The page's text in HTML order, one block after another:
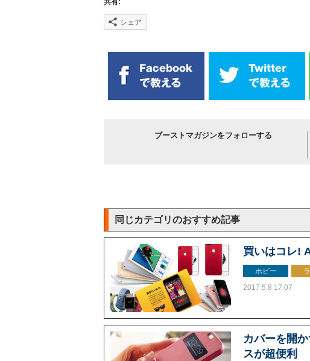
共有:
シェア
ブーストマガジンをフォローする
同じカテゴリのおすすめ記事
買いはコレ!
ホビー
2017.5.8 17:07
カバーを開
スが超便利